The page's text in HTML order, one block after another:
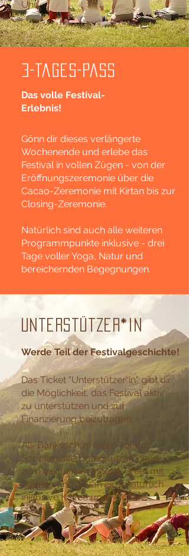
Uhr.
3-Tages-Pass
Das volle Festival-
Erlebnis!
​Gönn dir dieses verlängerte
Wochenende und erlebe das
Festival in vollen Zügen - von der
Eröffnungszeremonie über die
Cacao-Zeremonie mit Kirtan bis zur
Closing-Zeremonie.
Natürlich sind auch alle weiteren
Programmpunkte inklusive - drei
Tage voller Yoga, Natur und
bereichernden Begegnungen.
Werde Teil der Festivalgeschichte!
Das Ticket "Unterstützer*in" gibt dir
die Möglichkeit, das Festival aktiv
zu unterstützen und zur
Finanzierung beizutragen.
Als Dankeschön laden wir am
Sonntag alle Unterstützer*innen
zum exklusiven Meet & Greet mit
Sabrina und Silvan ein - natürlich
inklusive Kaffee und Kuchen.
Unterstützer*in